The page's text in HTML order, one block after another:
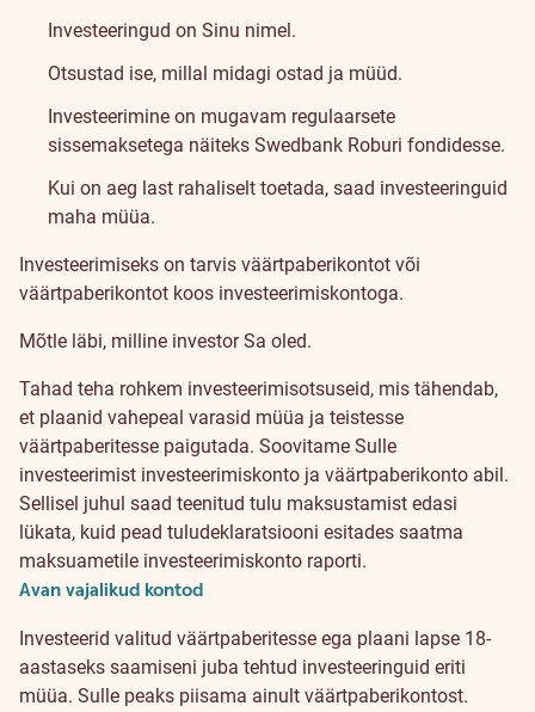
Investeeringud on Sinu nimel.
Otsustad ise, millal midagi ostad ja müüd.
Investeerimine on mugavam regulaarsete
sissemaksetega näiteks Swedbank Roburi fondidesse.
Kui on aeg last rahaliselt toetada, saad investeeringuid
maha müüa.
Investeerimiseks on tarvis väärtpaberikontot või
väärtpaberikontot koos investeerimiskontoga.
Mõtle läbi, milline investor Sa oled.
Tahad teha rohkem investeerimisotsuseid, mis tähendab,
et plaanid vahepeal varasid müüa ja teistesse
väärtpaberitesse paigutada. Soovitame Sulle
investeerimist investeerimiskonto ja väärtpaberikonto abil.
Sellisel juhul saad teenitud tulu maksustamist edasi
lükata, kuid pead tuludeklaratsiooni esitades saatma
maksuametile investeerimiskonto raporti.
Avan vajalikud kontod
Investeerid valitud väärtpaberitesse ega plaani lapse 18-
aastaseks saamiseni juba tehtud investeeringuid eriti
müüa. Sulle peaks piisama ainult väärtpaberikontost.